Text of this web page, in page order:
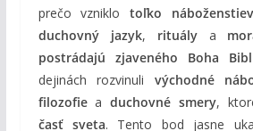
prečo vzniklotoľko náboženstiev
duchovný jazyk, rituálya
postrádajú zjaveného Boha
dejinách rozvinuli východné
filozofieaduchovné smery,
časť sveta. Tento bod jasne